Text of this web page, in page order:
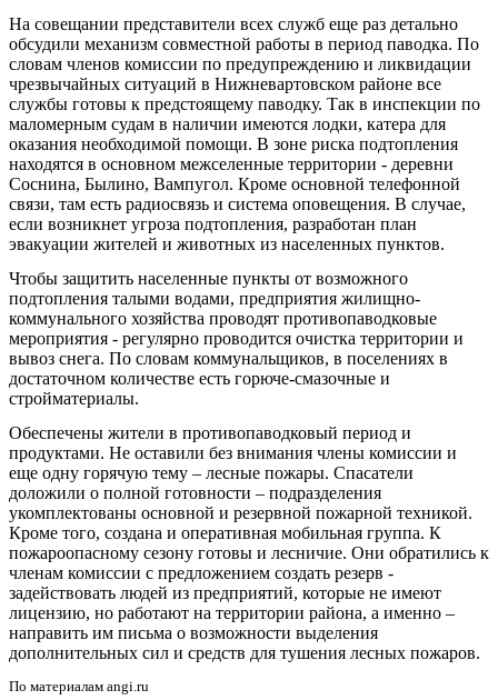
На совещании представители всех служб еще раз детально
обсудили механизм совместной работы в период паводка. По
словам членов комиссии по предупреждению и ликвидации
чрезвычайных ситуаций в Нижневартовском районе все
службы готовы к предстоящему паводку. Так в инспекции по
маломерным судам в наличии имеются лодки, катера для
оказания необходимой помощи. В зоне риска подтопления
находятся в основном межселенные территории - деревни
Соснина, Былино, Вампугол. Кроме основной телефонной
связи, там есть радиосвязь и система оповещения. В случае,
если возникнет угроза подтопления, разработан план
эвакуации жителей и животных из населенных пунктов.
Чтобы защитить населенные пункты от возможного
подтопления талыми водами, предприятия жилищно-
коммунального хозяйства проводят противопаводковые
мероприятия - регулярно проводится очистка территории и
вывоз снега. По словам коммунальщиков, в поселениях в
достаточном количестве есть горюче-смазочные и
стройматериалы.
Обеспечены жители в противопаводковый период и
продуктами. Не оставили без внимания члены комиссии и
еще одну горячую тему – лесные пожары. Спасатели
доложили о полной готовности – подразделения
укомплектованы основной и резервной пожарной техникой.
Кроме того, создана и оперативная мобильная группа. К
пожароопасному сезону готовы и лесничие. Они обратились к
членам комиссии с предложением создать резерв -
задействовать людей из предприятий, которые не имеют
лицензию, но работают на территории района, а именно –
направить им письма о возможности выделения
дополнительных сил и средств для тушения лесных пожаров.
По материалам angi.ru